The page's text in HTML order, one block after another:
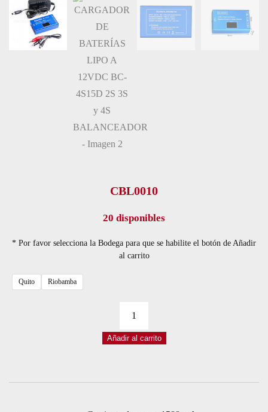
CBL0010
20 disponibles
* Por favor selecciona la Bodega para que se habilite el botón de Añadir
al carrito
Quito Riobamba
BATERÍAS
BC-
Añadir al carrito